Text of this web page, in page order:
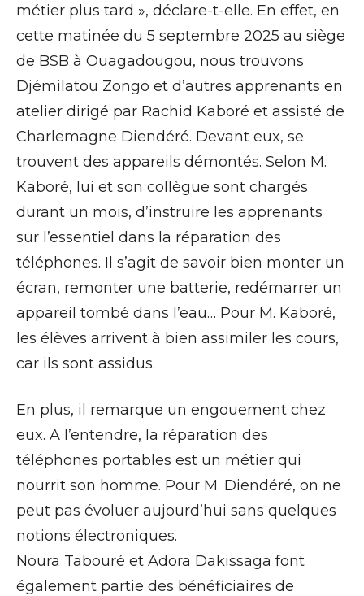
métier plus tard », déclare-t-elle. En effet, en
cette matinée du 5 septembre 2025 au siège
de BSB à Ouagadougou, nous trouvons
Djémilatou Zongo et d’autres apprenants en
atelier dirigé par Rachid Kaboré et assisté de
Charlemagne Diendéré. Devant eux, se
trouvent des appareils démontés. Selon M.
Kaboré, lui et son collègue sont chargés
durant un mois, d’instruire les apprenants
sur l’essentiel dans la réparation des
téléphones. Il s’agit de savoir bien monter un
écran, remonter une batterie, redémarrer un
appareil tombé dans l’eau… Pour M. Kaboré,
les élèves arrivent à bien assimiler les cours,
car ils sont assidus.
En plus, il remarque un engouement chez
eux. A l’entendre, la réparation des
téléphones portables est un métier qui
nourrit son homme. Pour M. Diendéré, on ne
peut pas évoluer aujourd’hui sans quelques
notions électroniques.
Noura Tabouré et Adora Dakissaga font
également partie des bénéficiaires de